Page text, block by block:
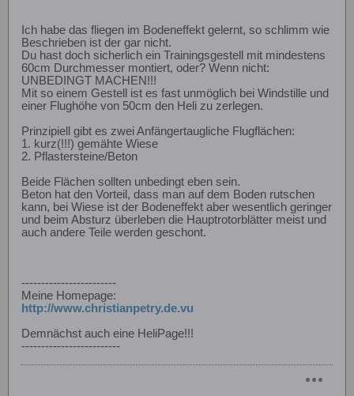
Ich habe das fliegen im Bodeneffekt gelernt, so schlimm wie
Beschrieben ist der gar nicht.
Du hast doch sicherlich ein Trainingsgestell mit mindestens
60cm Durchmesser montiert, oder? Wenn nicht:
UNBEDINGT MACHEN!!!
Mit so einem Gestell ist es fast unmöglich bei Windstille und
einer Flughöhe von 50cm den Heli zu zerlegen.
Prinzipiell gibt es zwei Anfängertaugliche Flugflächen:
1. kurz(!!!) gemähte Wiese
2. Pflastersteine/Beton
Beide Flächen sollten unbedingt eben sein.
Beton hat den Vorteil, dass man auf dem Boden rutschen
kann, bei Wiese ist der Bodeneffekt aber wesentlich geringer
und beim Absturz überleben die Hauptrotorblätter meist und
auch andere Teile werden geschont.
------------------------
Meine Homepage:
http://www.christianpetry.de.vu
Demnächst auch eine HeliPage!!!
-------------------------